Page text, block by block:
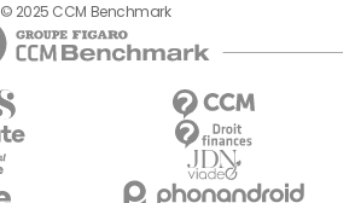
© 2025 CCM Benchmark